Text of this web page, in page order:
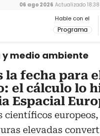
Hable con el
Programa
06 ago 2026 Actualizado 18:38
y medio ambiente
la fecha para
el cálculo lo
Espacial
científicos
elevadas